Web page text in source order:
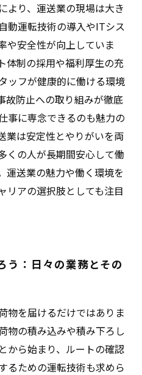
より、運送業の現場は大き
動運転技術の導入やITシス
や安全性が向上していま
体制の採用や福利厚生の充
ッフが健康的に働ける環境
故防止への取り組みが徹底
事に専念できるのも魅力の
業は安定性とやりがいを両
くの人が長期間安心して働
運送業の魅力や働く環境を
リアの選択肢としても注目
う：日々の業務とその
物を届けるだけではありま
物の積み込みや積み下ろし
から始まり、ルートの確認
るための運転技術も求めら